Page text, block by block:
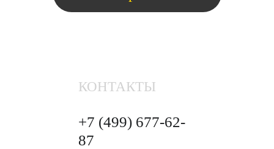
КОНТАКТЫ
+7 (499) 677-62-
87